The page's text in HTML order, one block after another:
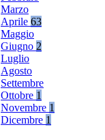
Marzo
Aprile 63
Maggio
Giugno 2
Luglio
Agosto
Settembre
Ottobre 1
Novembre 1
Dicembre 1